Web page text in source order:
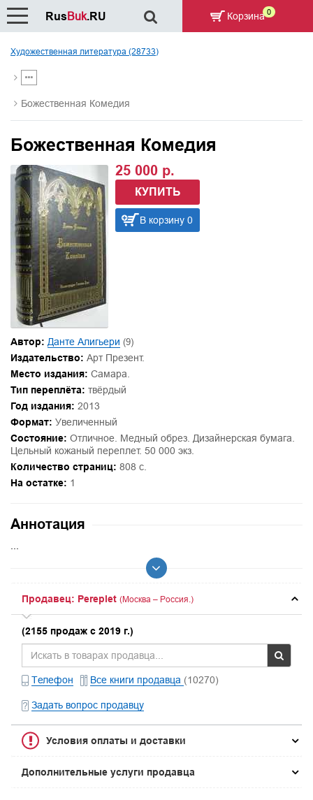
Художественная литература (28733)
Божественная Комедия
Божественная Комедия
25 000 р.
КУПИТЬ
В корзину 0
Автор: Данте Алигьери (9)
Издательство: Арт Презент.
Место издания: Самара.
Тип переплёта: твёрдый
Год издания: 2013
Формат: Увеличенный
Состояние: Отличное. Медный обрез. Дизайнерская бумага.
Цельный кожаный переплет. 50 000 экз.
Количество страниц: 808 с.
На остатке: 1
Аннотация
Продавец: Pereplet (Москва – Россия.)
(2155 продаж с 2019 г.)
Телефон Все книги продавца (10270)
Задать вопрос продавцу
Условия оплаты и доставки
Дополнительные услуги продавца
RusBuk.RU Корзина 0